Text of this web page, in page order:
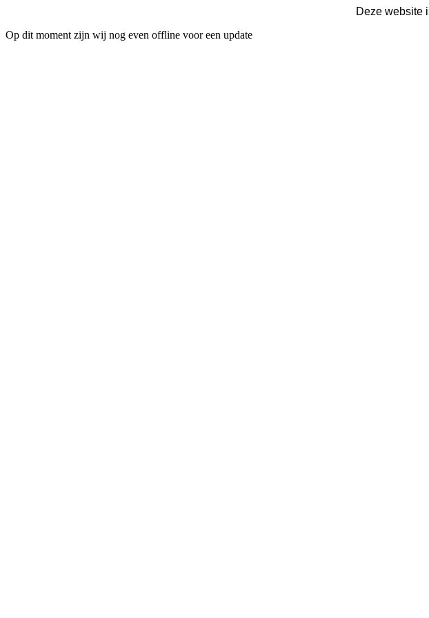
Deze website
Op dit moment zijn wij nog even offline voor een update